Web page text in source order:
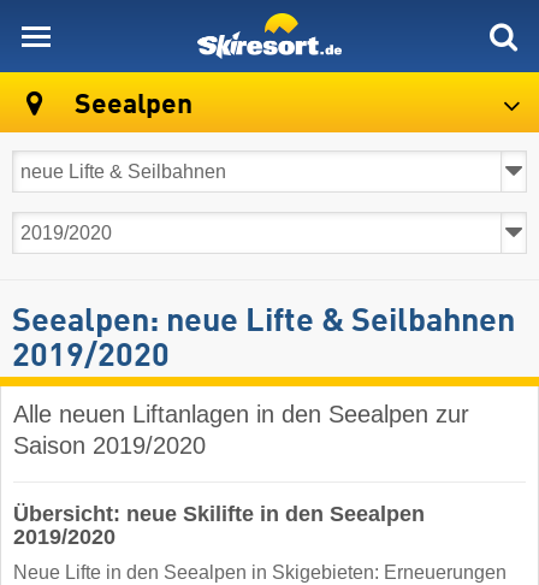
Seealpen
Seealpen: neue Lifte & Seilbahnen
2019/2020
Alle neuen Liftanlagen in den Seealpen zur
Saison 2019/2020
Übersicht: neue Skilifte in den Seealpen
2019/2020
Neue Lifte in den Seealpen in Skigebieten: Erneuerungen